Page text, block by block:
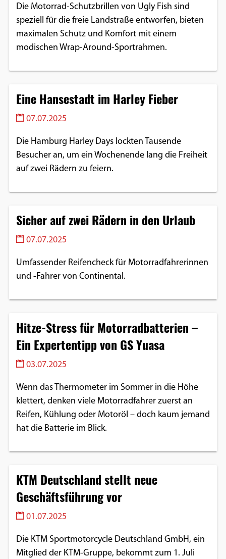
Die Motorrad-Schutzbrillen von Ugly Fish sind
speziell für die freie Landstraße entworfen, bieten
maximalen Schutz und Komfort mit einem
modischen Wrap-Around-Sportrahmen.
Eine Hansestadt im Harley Fieber
07.07.2025
Die Hamburg Harley Days lockten Tausende
Besucher an, um ein Wochenende lang die Freiheit
auf zwei Rädern zu feiern.
Sicher auf zwei Rädern in den Urlaub
07.07.2025
Umfassender Reifencheck für Motorradfahrerinnen
und -Fahrer von Continental.
Hitze-Stress für Motorradbatterien –
Ein Expertentipp von GS Yuasa
03.07.2025
Wenn das Thermometer im Sommer in die Höhe
klettert, denken viele Motorradfahrer zuerst an
Reifen, Kühlung oder Motoröl – doch kaum jemand
hat die Batterie im Blick.
KTM Deutschland stellt neue
Geschäftsführung vor
01.07.2025
Die KTM Sportmotorcycle Deutschland GmbH, ein
Mitglied der KTM-Gruppe, bekommt zum 1. Juli